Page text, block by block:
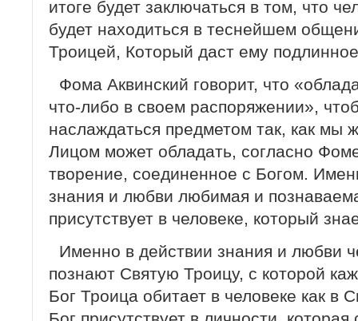
итоге будет заключаться в том, что
будет находиться в теснейшем
Троицей, Который даст ему
Фома Аквинский говорит, что
что-либо в своем распоряжении»,
наслаждаться предметом так, как мы
Лицом может обладать, согласно
творение, соединенное с Богом.
знания и любви любимая и
присутствует в человеке, который
Именно в действии знания и любви
познают Святую Троицу, с которой
Бог Троица обитает в человеке как в